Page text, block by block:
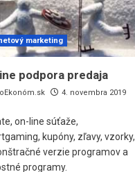
marketing
podpora predaja
4. novembra 2019
on-line súťaže,
kupóny, zľavy, vzorky,
verzie programov a
programy.